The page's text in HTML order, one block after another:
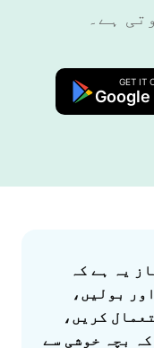
ہے۔
GET IT
یہ ہے کہ
بولیں،
کریں،
بچہ خوشی سے